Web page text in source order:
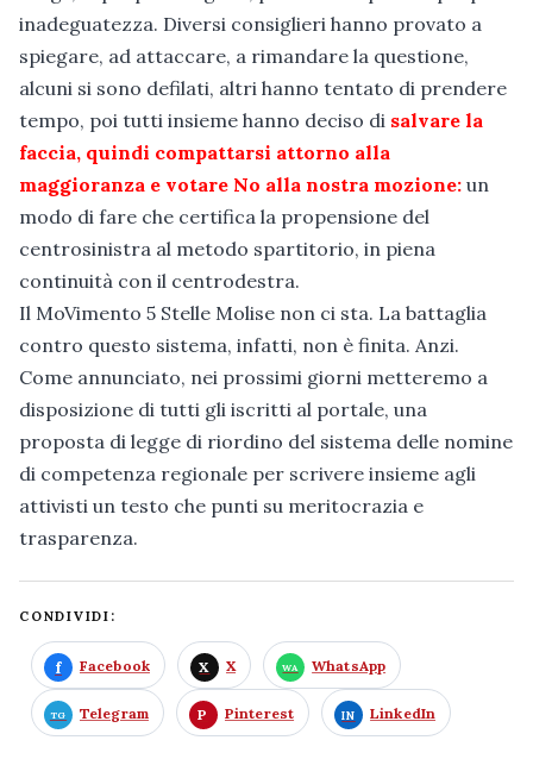
inadeguatezza. Diversi consiglieri hanno provato a
spiegare, ad attaccare, a rimandare la questione,
alcuni si sono defilati, altri hanno tentato di prendere
tempo, poi tutti insieme hanno deciso di salvare la
faccia, quindi compattarsi attorno alla
maggioranza e votare No alla nostra mozione: un
modo di fare che certifica la propensione del
centrosinistra al metodo spartitorio, in piena
continuità con il centrodestra.
Il MoVimento 5 Stelle Molise non ci sta. La battaglia
contro questo sistema, infatti, non è finita. Anzi.
Come annunciato, nei prossimi giorni metteremo a
disposizione di tutti gli iscritti al portale, una
proposta di legge di riordino del sistema delle nomine
di competenza regionale per scrivere insieme agli
attivisti un testo che punti su meritocrazia e
trasparenza.
CONDIVIDI:
Facebook X WhatsApp
Telegram Pinterest LinkedIn